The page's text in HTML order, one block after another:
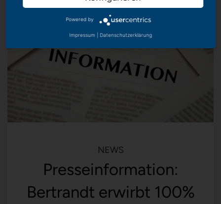
NEWS
Presseinformation:
Bertrandt erwirbt 100%
Powered by
Impressum Datenschutzerklärung